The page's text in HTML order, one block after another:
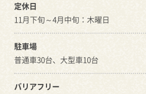
定休日
11月下旬～4月中旬：木曜日
駐車場
普通車30台、大型車10台
バリアフリー